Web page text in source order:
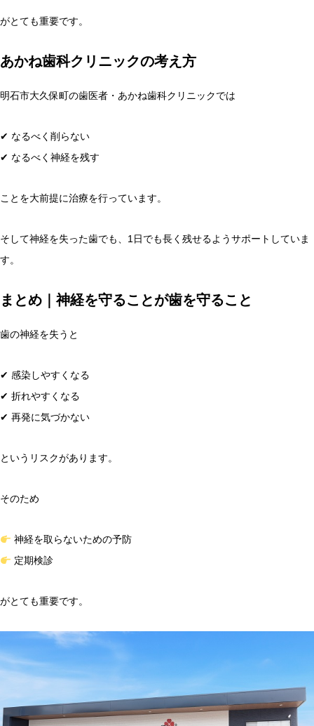
がとても重要です。
あかね歯科クリニックの考え方
明石市大久保町の歯医者・あかね歯科クリニックでは
✔ なるべく削らない
✔ なるべく神経を残す
ことを大前提に治療を行っています。
そして神経を失った歯でも、1日でも長く残せるようサポートしていま
す。
まとめ｜神経を守ることが歯を守ること
歯の神経を失うと
✔ 感染しやすくなる
✔ 折れやすくなる
✔ 再発に気づかない
というリスクがあります。
そのため
神経を取らないための予防
定期検診
がとても重要です。